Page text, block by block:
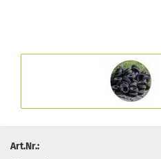
Art.Nr.: